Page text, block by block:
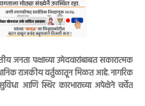
जनता पक्षाच्या उमेदवारांबाबत सकारात्मक
राजकीय वर्तुळातून मिळत आहे. नागरिक
आणि स्थिर कारभाराच्या अपेक्षेने चर्चेत